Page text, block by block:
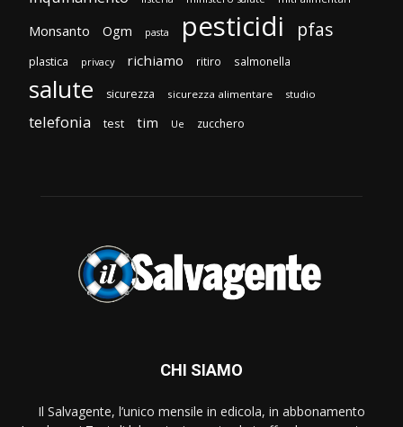
Monsanto Ogm pasta pesticidi pfas
plastica privacy richiamo ritiro salmonella
salute sicurezza sicurezza alimentare studio
telefonia test tim Ue zucchero
CHI SIAMO
Il Salvagente, l’unico mensile in edicola, in abbonamento